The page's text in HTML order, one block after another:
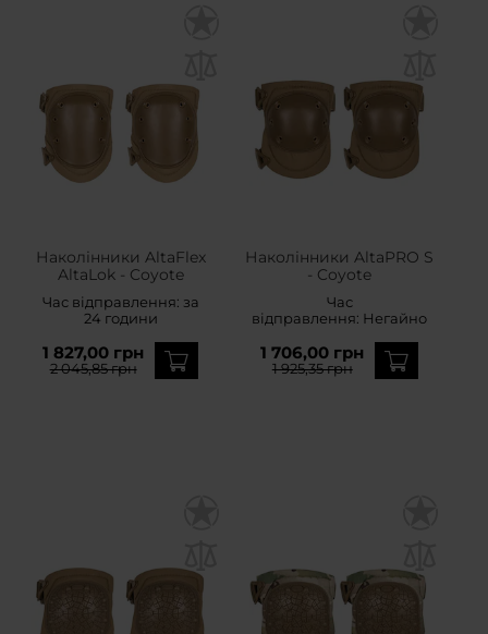
Наколінники AltaFlex
AltaLok - Coyote
Час відправлення: за
24 години
1 827,00 грн
2 045,85 грн
Наколінники AltaPRO S
- Coyote
Час
відправлення: Негайно
1 706,00 грн
1 925,35 грн